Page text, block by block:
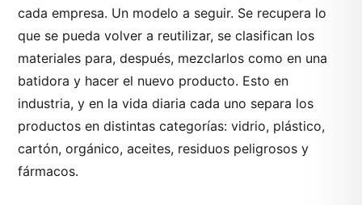
cada empresa. Un modelo a seguir. Se recupera lo
que se pueda volver a reutilizar, se clasifican los
materiales para, después, mezclarlos como en una
batidora y hacer el nuevo producto. Esto en
industria, y en la vida diaria cada uno separa los
productos en distintas categorías: vidrio, plástico,
cartón, orgánico, aceites, residuos peligrosos y
fármacos.